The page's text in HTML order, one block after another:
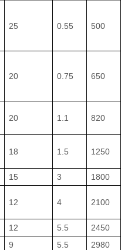
25 0.55 500
20 0.75 650
20 1.1 820
18 1.5 1250
15 3
1800
12 4 2100
12 5.5
2450
9 5.5
2980